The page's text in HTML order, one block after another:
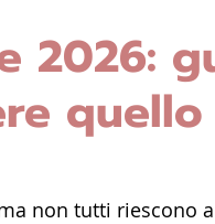
2026:
non tutti riescono